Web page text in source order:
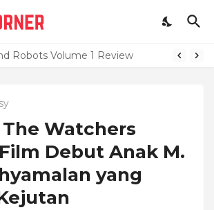
Robots Volume 1 Review
Watchers
Debut Anak M.
yang